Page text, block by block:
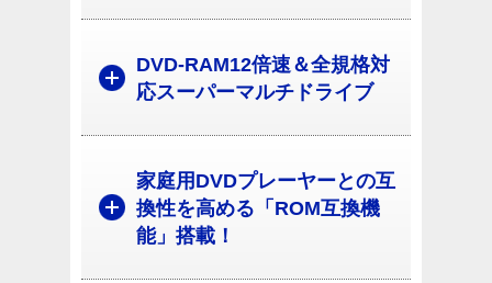
DVD-RAM12倍速＆全規格対
応スーパーマルチドライブ
家庭用DVDプレーヤーとの互
換性を高める「ROM互換機
能」搭載！